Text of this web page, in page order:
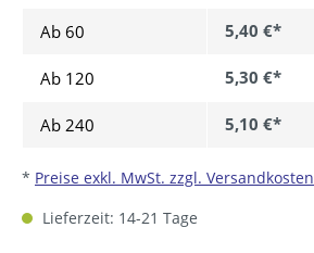
Ab 60 5,40 €*
Ab 120 5,30 €*
Ab 240 5,10 €*
* Preise exkl. MwSt. zzgl. Versandkosten
Lieferzeit: 14-21 Tage